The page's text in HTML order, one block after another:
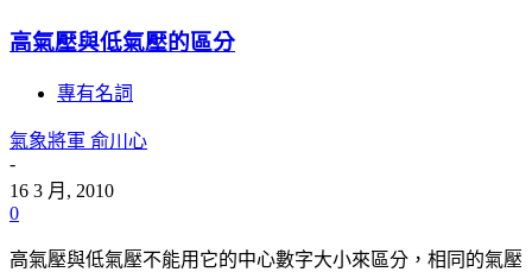
高氣壓與低氣壓的區分
專有名詞
氣象將軍 俞川心
-
16 3 月, 2010
0
高氣壓與低氣壓不能用它的中心數字大小來區分，相同的氣壓